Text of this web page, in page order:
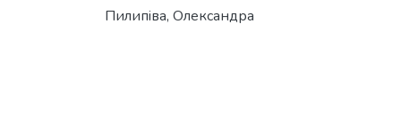
Пилипiва, Олександра